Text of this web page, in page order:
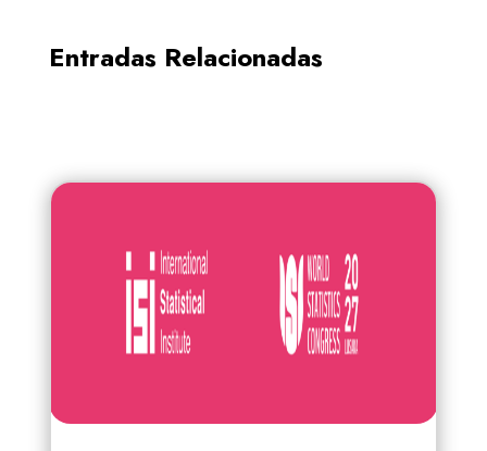
Entradas Relacionadas